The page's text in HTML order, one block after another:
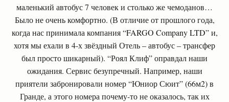
маленький автобус 7 человек и столько же чемоданов…
Было не очень комфортно. (В отличие от прошлого года,
когда нас принимала компания “FARGO Company LTD” и,
хотя мы ехали в 4-х звёздный Отель – автобус – трансфер
был просто шикарный). “Роял Клиф” оправдал наши
ожидания. Сервис безупречный. Например, наши
приятели забронировали номер “Юниор Сюит” (66м2) в
Гранде, а этого номера почему-то не оказалось, так их